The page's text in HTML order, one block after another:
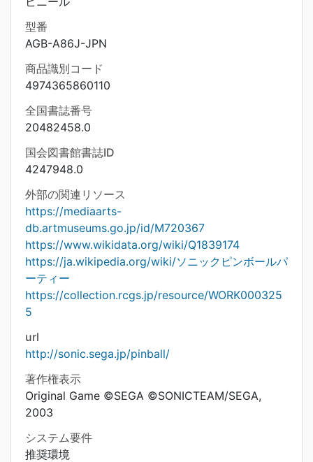
型番
AGB-A86J-JPN
商品識別コード
4974365860110
全国書誌番号
20482458.0
国会図書館書誌ID
4247948.0
外部の関連リソース
https://mediaarts-
db.artmuseums.go.jp/id/M720367
https://www.wikidata.org/wiki/Q1839174
https://ja.wikipedia.org/wiki/ソニックピンボールパ
ーティー
https://collection.rcgs.jp/resource/WORK000325
5
url
http://sonic.sega.jp/pinball/
著作権表示
Original Game ©SEGA ©SONICTEAM/SEGA,
2003
システム要件
推奨環境